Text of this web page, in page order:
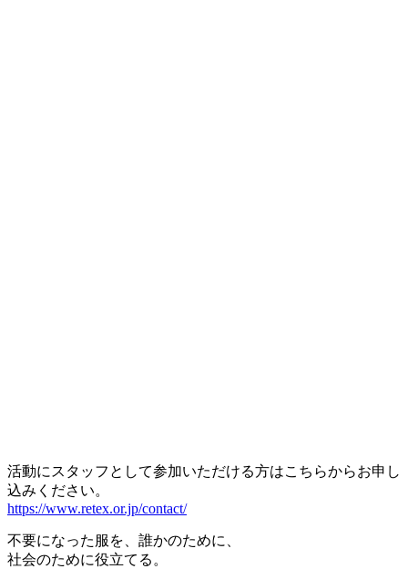
活動にスタッフとして参加いただける方はこちらからお申し
込みください。
https://www.retex.or.jp/contact/
不要になった服を、誰かのために、
社会のために役立てる。